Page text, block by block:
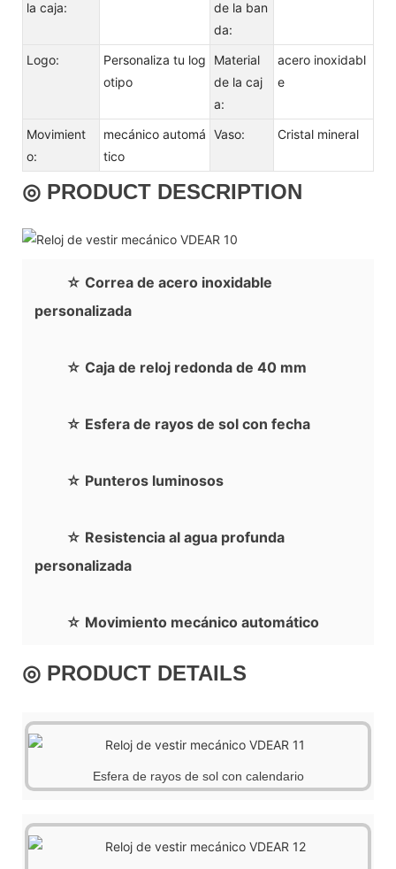
la caja:
de la ban
da:
Logo:
Personaliza tu log
otipo
Material
de la caj
a:
acero inoxidabl
e
Movimient
o:
mecánico automá
tico
Vaso: Cristal mineral
◎ PRODUCT DESCRIPTION
☆ Correa de acero inoxidable
personalizada
☆ Caja de reloj redonda de 40 mm
☆ Esfera de rayos de sol con fecha
☆ Punteros luminosos
☆ Resistencia al agua profunda
personalizada
☆ Movimiento mecánico automático
◎ PRODUCT DETAILS
Esfera de rayos de sol con calendario